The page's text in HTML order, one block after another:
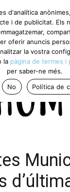
d'analítica
i de publicitat. Els
oferir anuncis
la vostra
la pàgina de termes i
per saber-ne més.
No Política de